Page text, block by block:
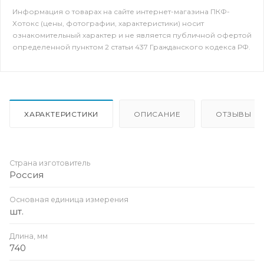
Информация о товарах на сайте интернет-магазина ПКФ-
Хотокс (цены, фотографии, характеристики) носит
ознакомительный характер и не является публичной офертой
определенной пунктом 2 статьи 437 Гражданского кодекса РФ.
ХАРАКТЕРИСТИКИ ОПИСАНИЕ ОТЗЫВЫ
Страна изготовитель
Россия
Основная единица измерения
шт.
Длина, мм
740